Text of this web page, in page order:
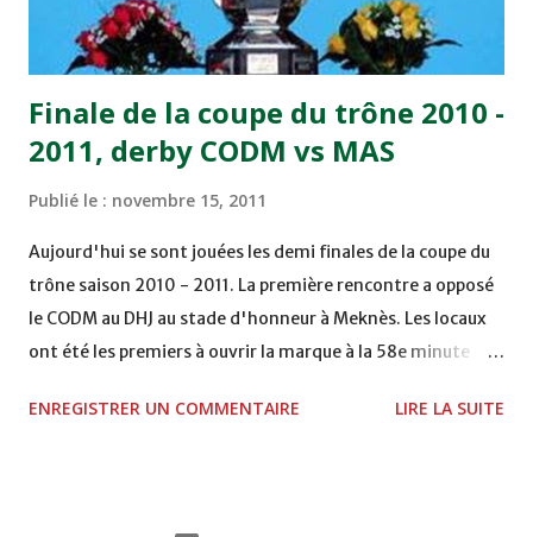
Moulay Abdallah face aux FAR grâce à un but marqué par
Abdeladim Khadrouf à la 61e...
Finale de la coupe du trône 2010 -
2011, derby CODM vs MAS
Publié le : novembre 15, 2011
Aujourd'hui se sont jouées les demi finales de la coupe du
trône saison 2010 - 2011. La première rencontre a opposé
le CODM au DHJ au stade d'honneur à Meknès. Les locaux
ont été les premiers à ouvrir la marque à la 58e minute
réagi et ont failli égaliser sur pénalty à la 74e, mais
ENREGISTRER UN COMMENTAIRE LIRE LA SUITE